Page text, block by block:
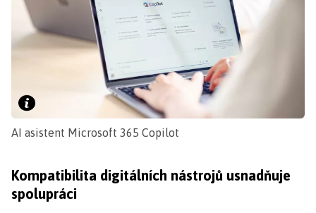
AI asistent Microsoft 365 Copilot
Kompatibilita digitálních nástrojů usnadňuje
spolupráci